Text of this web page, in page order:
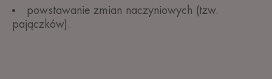
powstawanie zmian naczyniowych (tzw.
pajączków).